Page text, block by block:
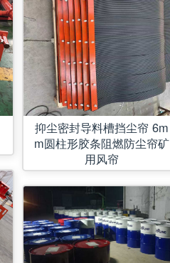
抑尘密封导料槽挡尘帘 6m
m圆柱形胶条阻燃防尘帘矿
用风帘